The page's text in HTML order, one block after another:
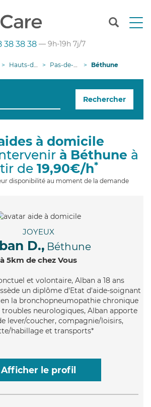
T
n
g
i
38 38 38 — 9h-19h 7j/7
Hauts-de-France Pas-de-Calais Béthune
Rechercher
à domicile
à Béthune à
de 19,90€/h*
disponibilité au moment de la demande
JOYEUX
D., Béthune
à 5km de chez Vous
et volontaire, Alban a 18 ans
un diplôme d'Etat d'aide-soignant
la bronchopneumopathie chronique
neurologiques, Alban apporte
lever/coucher, compagnie/loisirs,
habillage et transports*
Afficher le profil